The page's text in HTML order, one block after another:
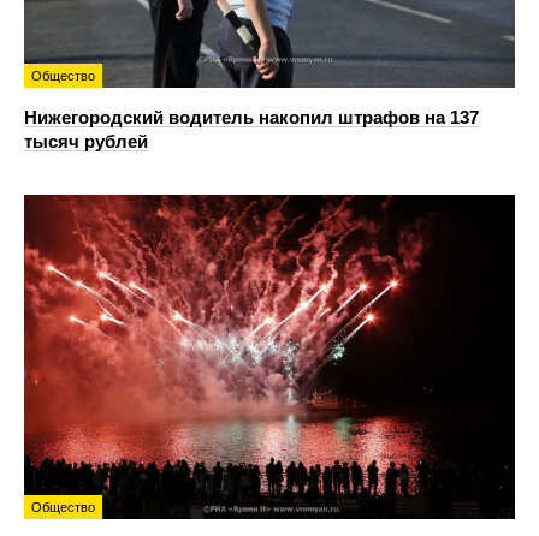
Общество
Нижегородский водитель накопил штрафов на 137
тысяч рублей
Общество